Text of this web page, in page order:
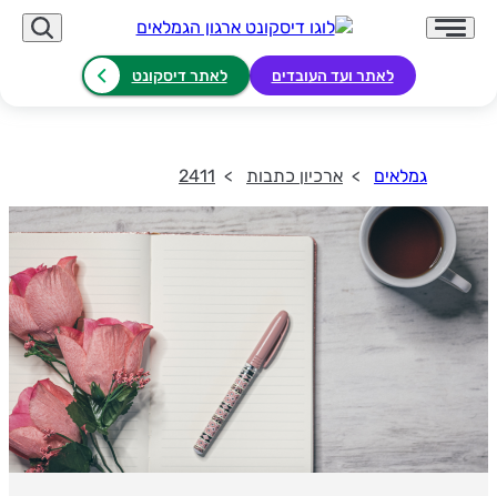
לאתר ועד העובדים לאתר דיסקונט
גמלאים ארכיון כתבות 2411